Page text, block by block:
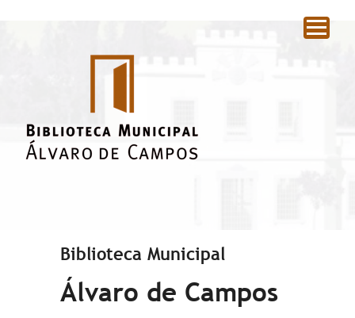
Biblioteca Municipal
Álvaro de Campos